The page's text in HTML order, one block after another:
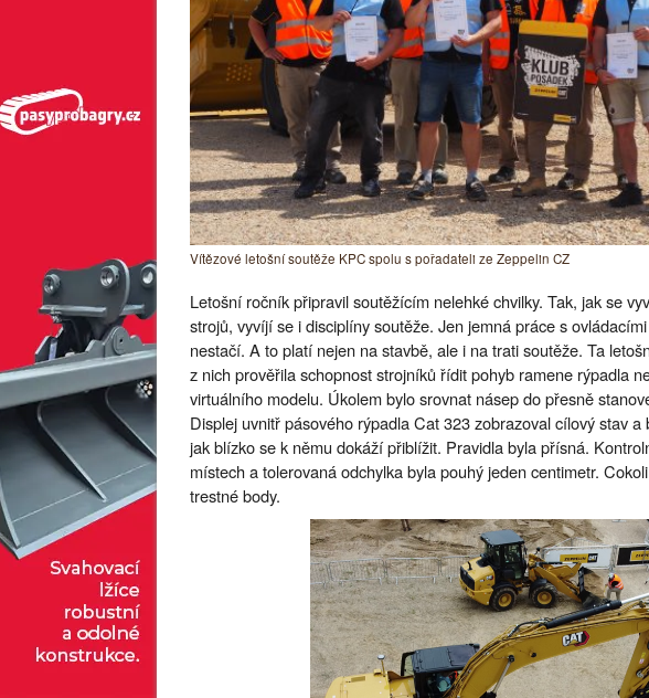
Vítězové letošní soutěže KPC spolu s pořadateli ze Zeppelin CZ
Letošní ročník připravil soutěžícím nelehké chvilky. Tak, jak se
strojů, vyvíjí se i disciplíny soutěže. Jen jemná práce s
nestačí. A to platí nejen na stavbě, ale i na trati soutěže. Ta
z nich prověřila schopnost strojníků řídit pohyb ramene rýpadla
virtuálního modelu. Úkolem bylo srovnat násep do přesně
Displej uvnitř pásového rýpadla Cat 323 zobrazoval cílový stav
jak blízko se k němu dokáží přiblížit. Pravidla byla přísná.
místech a tolerovaná odchylka byla pouhý jeden centimetr.
trestné body.